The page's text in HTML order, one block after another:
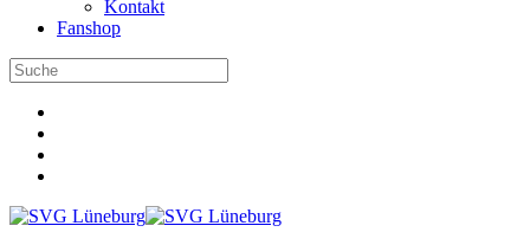
Kontakt
Fanshop